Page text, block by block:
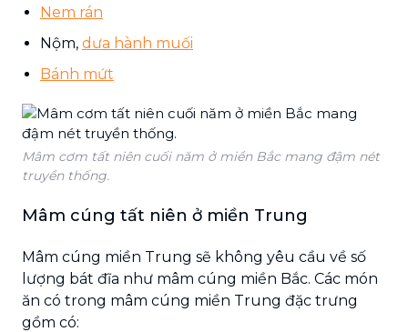
Nem rán
Nộm, dưa hành muối
Bánh mứt
Mâm cơm tất niên cuối năm ở miền Bắc mang đậm nét
truyền thống.
Mâm cúng tất niên ở miền Trung
Mâm cúng miền Trung sẽ không yêu cầu về số
lượng bát đĩa như mâm cúng miền Bắc. Các món
ăn có trong mâm cúng miền Trung đặc trưng
gồm có: